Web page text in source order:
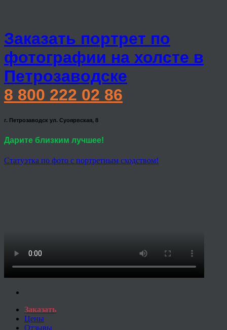
Заказать портрет по
фотографии на холсте в
Петрозаводске
8 800 222 02 86
г. Петрозаводск ул. Суоярвская, 8
Дарите близким лучшее!
Статуэтка по фото с портретным сходством!
Заказать
Цены
Отзывы